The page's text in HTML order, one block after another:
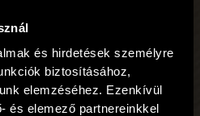
és hirdetések személyre
biztosításához,
elemzéséhez. Ezenkívül
és elemező partnereinkkel